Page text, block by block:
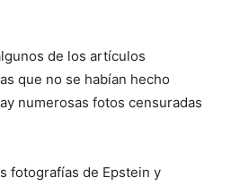
de los artículos
que no se habían hecho
numerosas fotos censuradas
fotografías de Epstein y